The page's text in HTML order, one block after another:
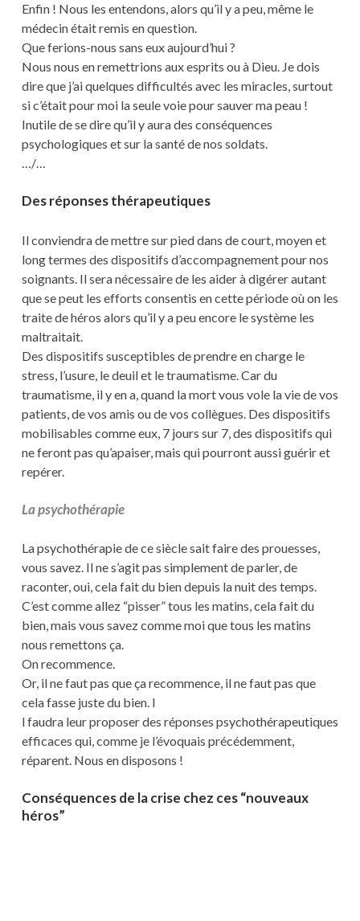
Enfin ! Nous les entendons, alors qu’il y a peu, même le
médecin était remis en question.
Que ferions-nous sans eux aujourd’hui ?
Nous nous en remettrions aux esprits ou à Dieu. Je dois
dire que j’ai quelques difficultés avec les miracles, surtout
si c’était pour moi la seule voie pour sauver ma peau !
Inutile de se dire qu’il y aura des conséquences
psychologiques et sur la santé de nos soldats.
…/…
Des réponses thérapeutiques
Il conviendra de mettre sur pied dans de court, moyen et
long termes des dispositifs d’accompagnement pour nos
soignants. Il sera nécessaire de les aider à digérer autant
que se peut les efforts consentis en cette période où on les
traite de héros alors qu’il y a peu encore le système les
maltraitait.
Des dispositifs susceptibles de prendre en charge le
stress, l’usure, le deuil et le traumatisme. Car du
traumatisme, il y en a, quand la mort vous vole la vie de vos
patients, de vos amis ou de vos collègues. Des dispositifs
mobilisables comme eux, 7 jours sur 7, des dispositifs qui
ne feront pas qu’apaiser, mais qui pourront aussi guérir et
repérer.
La psychothérapie
La psychothérapie de ce siècle sait faire des prouesses,
vous savez. Il ne s’agit pas simplement de parler, de
raconter, oui, cela fait du bien depuis la nuit des temps.
C’est comme allez “pisser” tous les matins, cela fait du
bien, mais vous savez comme moi que tous les matins
nous remettons ça.
On recommence.
Or, il ne faut pas que ça recommence, il ne faut pas que
cela fasse juste du bien. I
l faudra leur proposer des réponses psychothérapeutiques
efficaces qui, comme je l’évoquais précédemment,
réparent. Nous en disposons !
Conséquences de la crise chez ces “nouveaux
héros”